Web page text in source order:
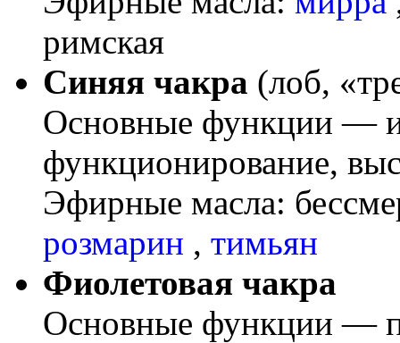
римская
Синяя чакра (лоб,
Основные функции —
функционирование,
Эфирные масла:
розмарин , тимьян
Фиолетовая чакра
Основные функции —